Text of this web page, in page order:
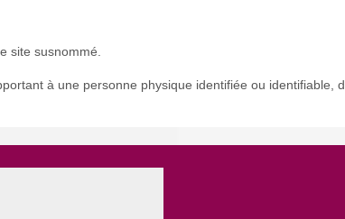
site susnommé.
à une personne physique identifiée ou identifiable,